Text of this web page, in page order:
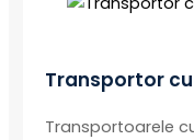
Transportor
Transportoarele